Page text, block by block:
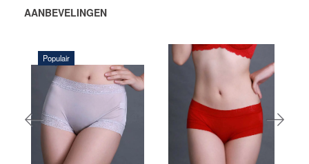
AANBEVELINGEN
Populair
132,00 DKK
VOEG TOE
115,00 DKK
VOEG TOE